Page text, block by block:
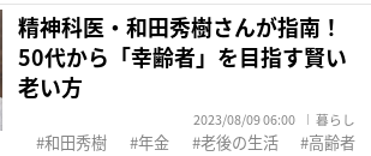
精神科医・和田秀樹さんが指南！
50代から「幸齢者」を目指す賢い
老い方
2023/08/09 06:00 暮らし
和田秀樹 年金 老後の生活 高齢者